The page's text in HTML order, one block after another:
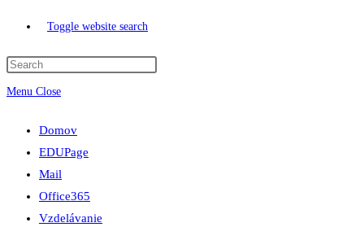
Toggle website search
Menu Close
Domov
EDUPage
Mail
Office365
Vzdelávanie